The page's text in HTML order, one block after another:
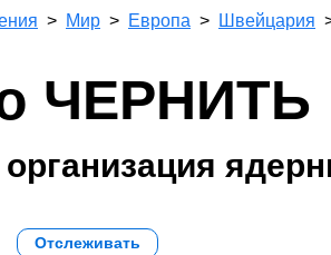
Мир Европа Швейцария
ЧЕРНИТЬ
Отслеживать